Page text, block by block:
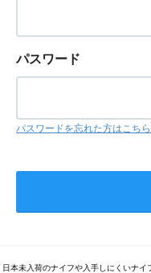
パスワード
パスワードを忘れた方はこちら
日本未入荷のナイフや入手しにくいナ